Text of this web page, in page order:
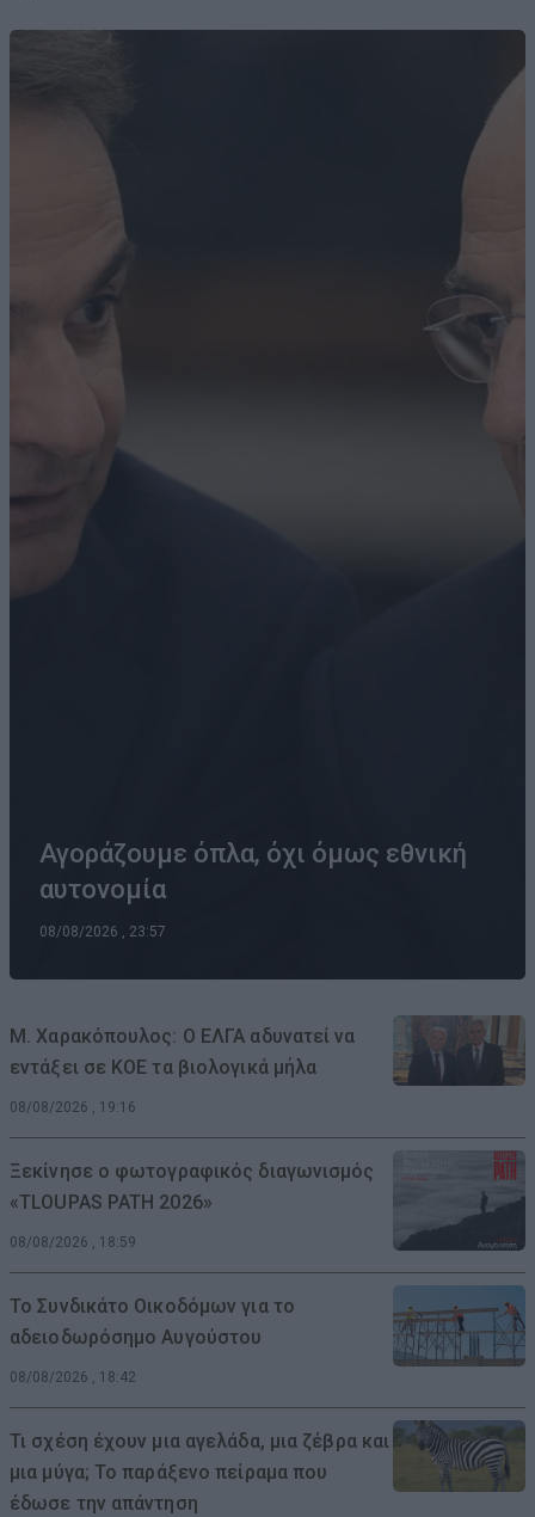
Αγοράζουμε όπλα, όχι όμως εθνική
αυτονομία
08/08/2026 , 23:57
Μ. Χαρακόπουλος: Ο ΕΛΓΑ αδυνατεί να
εντάξει σε ΚΟΕ τα βιολογικά μήλα
08/08/2026 , 19:16
Ξεκίνησε ο φωτογραφικός διαγωνισμός
«TLOUPAS PATH 2026»
08/08/2026 , 18:59
Το Συνδικάτο Οικοδόμων για το
αδειοδωρόσημο Αυγούστου
08/08/2026 , 18:42
Τι σχέση έχουν μια αγελάδα, μια ζέβρα και
μια μύγα; Το παράξενο πείραμα που
έδωσε την απάντηση